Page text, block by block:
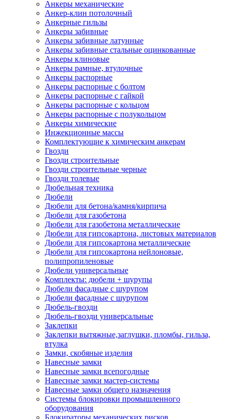
Анкеры механические
Анкер-клин потолочный
Анкерные гильзы
Анкеры забивные
Анкеры забивные латунные
Анкеры забивные стальные оцинкованные
Анкеры клиновые
Анкеры рамные, втулочные
Анкеры распорные
Анкеры распорные с болтом
Анкеры распорные с гайкой
Анкеры распорные с кольцом
Анкеры распорные с полукольцом
Анкеры химические
Инжекционные массы
Комплектующие к химическим анкерам
Гвозди
Гвозди строительные
Гвозди строительные черные
Гвозди толевые
Дюбельная техника
Дюбели
Дюбели для бетона/камня/кирпича
Дюбели для газобетона
Дюбели для газобетона металлические
Дюбели для гипсокартона, листовых материалов
Дюбели для гипсокартона металлические
Дюбели для гипсокартона нейлоновые,
полипропиленовые
Дюбели универсальные
Комплекты: дюбели + шурупы
Дюбели фасадные с шурупом
Дюбели фасадные с шурупом
Дюбель-гвозди
Дюбель-гвозди универсальные
Заклепки
Заклепки вытяжные,заглушки, пломбы, гильза,
втулка
Замки, скобяные изделия
Навесные замки
Навесные замки всепогодные
Навесные замки мастер-системы
Навесные замки общего назначения
Системы блокировки промышленного
оборудования
Блокираторы механических рисков